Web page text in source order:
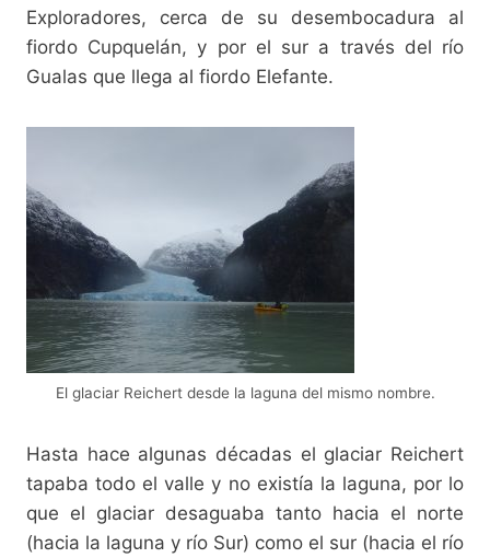
Exploradores, cerca de su desembocadura al
fiordo Cupquelán, y por el sur a través del río
Gualas que llega al fiordo Elefante.
El glaciar Reichert desde la laguna del mismo nombre.
Hasta hace algunas décadas el glaciar Reichert
tapaba todo el valle y no existía la laguna, por lo
que el glaciar desaguaba tanto hacia el norte
(hacia la laguna y río Sur) como el sur (hacia el río